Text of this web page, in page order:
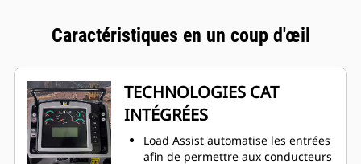
Caractéristiques en un coup d'œil
TECHNOLOGIES CAT
INTÉGRÉES
Load Assist automatise les entrées
afin de permettre aux conducteurs